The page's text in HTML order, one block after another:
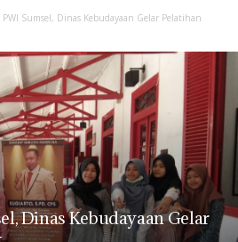
PWI Sumsel, Dinas Kebudayaan Gelar Pelatihan
Dinas Kebudayaan Gelar